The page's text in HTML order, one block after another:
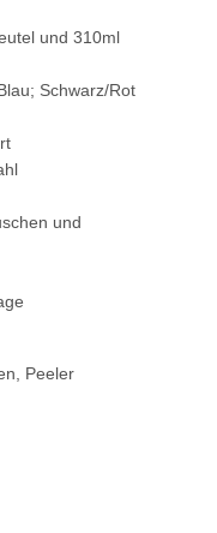
und 310ml
Schwarz/Rot
und
Peeler